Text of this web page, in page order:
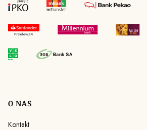
Linki w stopce
O NAS
Kontakt